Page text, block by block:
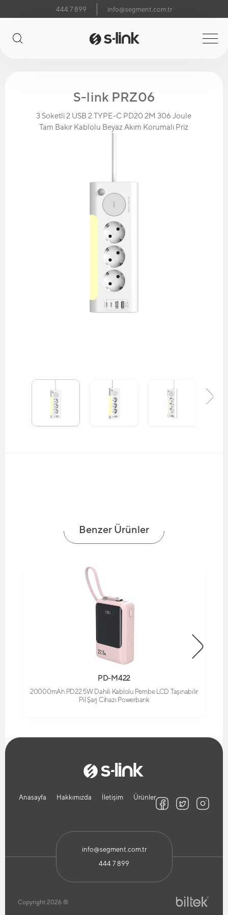
444 7 899 info@segment.com.tr
S-link PRZ06
3 Soketli 2 USB 2 TYPE-C PD20 2M 306 Joule
Tam Bakır Kablolu Beyaz Akım Korumalı Priz
Benzer Ürünler
PD-M422
20000mAh PD22.5W Dahili Kablolu Pembe LCD Taşınabilir
Pil Şarj Cihazı Powerbank
Anasayfa Hakkımızda İletişim Ürünler
info@segment.com.tr
444 7 899
Copyright 2026 ®